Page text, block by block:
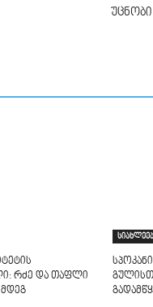
უცნობი
რძე და თაფლი